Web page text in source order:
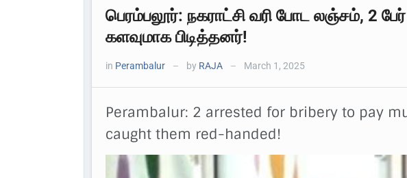
பெரம்பலூர்: நகராட்சி வரி போட லஞ்சம், 2
களவுமாக பிடித்தனர்!
in Perambalur — by RAJA — March 1, 2025
Perambalur: 2 arrested for bribery to pay
caught them red-handed!